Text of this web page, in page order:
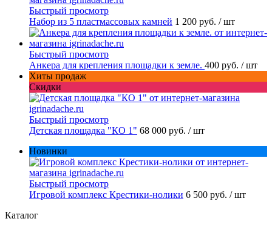
Быстрый просмотр
Набор из 5 пластмассовых камней 1 200 руб. / шт
Быстрый просмотр
Анкера для крепления площадки к земле. 400 руб. / шт
Хиты продаж
Скидки
Быстрый просмотр
Детская площадка "КО 1" 68 000 руб. / шт
Новинки
Быстрый просмотр
Игровой комплекс Крестики-нолики 6 500 руб. / шт
Каталог